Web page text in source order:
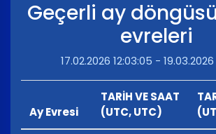
Geçerli ay
evreleri
17.02.2026 12:03:05 - 19.03.2026
Ay Evresi
TARİH VE SAAT
(UTC, UTC)